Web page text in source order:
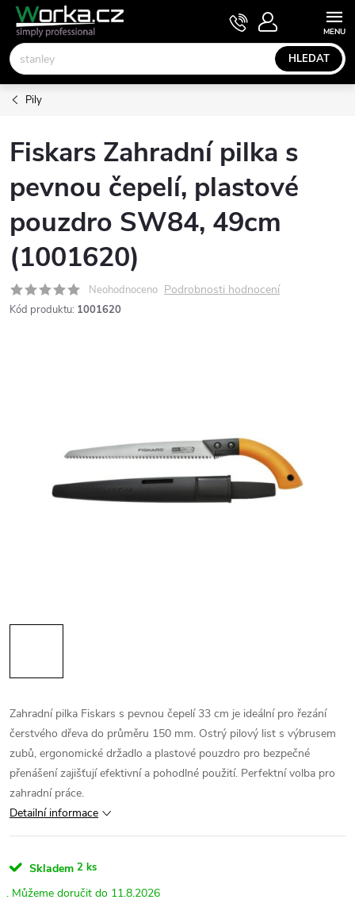
Přejít
obsah
HLEDAT
NÁKUPNÍ
KOŠÍK
Pily
Fiskars Zahradní pilka s
pevnou čepelí, plastové
pouzdro SW84, 49cm
(1001620)
Neohodnoceno Podrobnosti hodnocení
Kód produktu: 1001620
Zahradní pilka Fiskars s pevnou čepelí 33 cm je ideální pro řezání
čerstvého dřeva do průměru 150 mm. Ostrý pilový list s výbrusem
zubů, ergonomické držadlo a plastové pouzdro pro bezpečné
přenášení zajišťují efektivní a pohodlné použití. Perfektní volba pro
zahradní práce.
Detailní informace
Skladem 2 ks
11.8.2026